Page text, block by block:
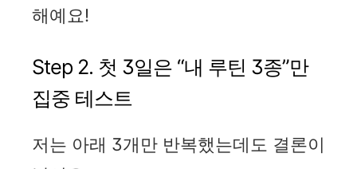
해예요!
Step 2. 첫 3일은 “내 루틴 3종”만
집중 테스트
저는 아래 3개만 반복했는데도 결론이